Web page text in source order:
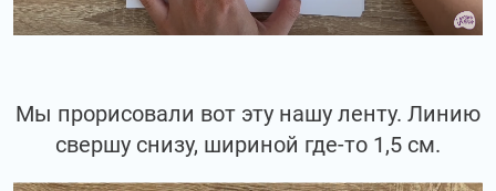
Мы прорисовали вот эту нашу ленту. Линию
свершу снизу, шириной где-то 1,5 см.